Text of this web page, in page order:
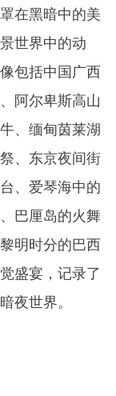
在黑暗中的美
世界中的动
包括中国广西
阿尔卑斯高山
、缅甸茵莱湖
、东京夜间街
、爱琴海中的
巴厘岛的火舞
明时分的巴西
盛宴，记录了
夜世界。